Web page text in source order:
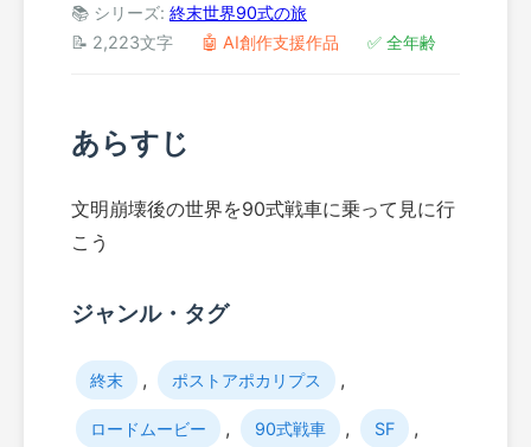
📚 シリーズ: 終末世界90式の旅
📝 2,223文字
🤖 AI創作支援作品 ✅ 全年齢
あらすじ
文明崩壊後の世界を90式戦車に乗って見に行
こう
ジャンル・タグ
終末 , ポストアポカリプス ,
ロードムービー , 90式戦車 , SF ,